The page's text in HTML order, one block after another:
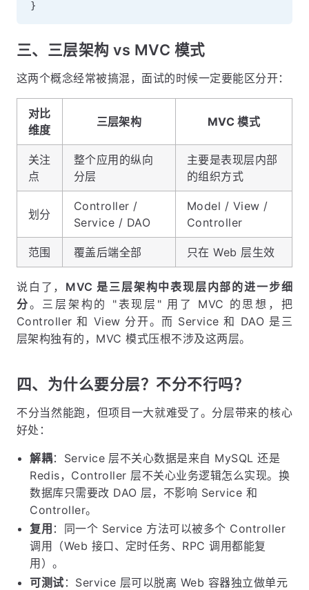
}
三、三层架构 vs MVC 模式
这两个概念经常被搞混，面试的时候一定要能区分开：
对比
维度
三层架构 MVC 模式
关注
点
整个应用的纵向
分层
主要是表现层内部
的组织方式
划分
Controller /
Service / DAO
Model / View /
Controller
范围 覆盖后端全部 只在 Web 层生效
说白了， MVC 是三层架构中表现层内部的进一步细
分。三层架构的 "表现层" 用了 MVC 的思想，把
Controller 和 View 分开。而 Service 和 DAO 是三
层架构独有的，MVC 模式压根不涉及这两层。
四、为什么要分层？不分不行吗？
不分当然能跑，但项目一大就难受了。分层带来的核心
好处：
解耦：Service 层不关心数据是来自 MySQL 还是
Redis，Controller 层不关心业务逻辑怎么实现。换
数据库只需要改 DAO 层，不影响 Service 和
Controller。
复用 ：同一个 Service 方法可以被多个 Controller
调用（Web 接口、定时任务、RPC 调用都能复
用）。
可测试 ：Service 层可以脱离 Web 容器独立做单元